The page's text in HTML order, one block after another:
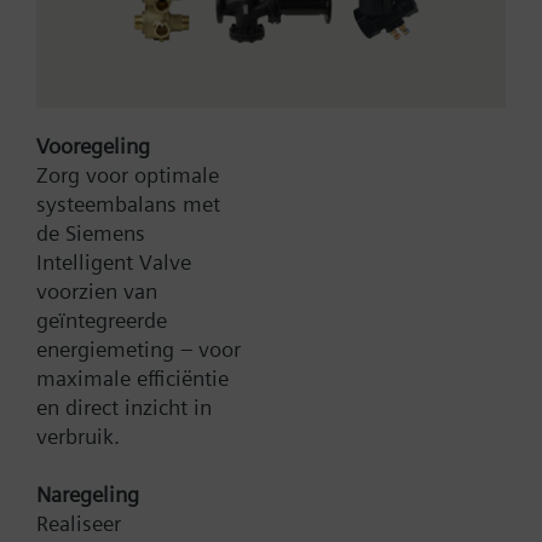
Type:
Artikel-Nr.:
Zoek een vervanger
Documenten
Vooregeling
Zorg voor optimale
systeembalans met
de Siemens
Intelligent Valve
voorzien van
geïntegreerde
energiemeting – voor
maximale efficiëntie
en direct inzicht in
verbruik.
Naregeling
Realiseer